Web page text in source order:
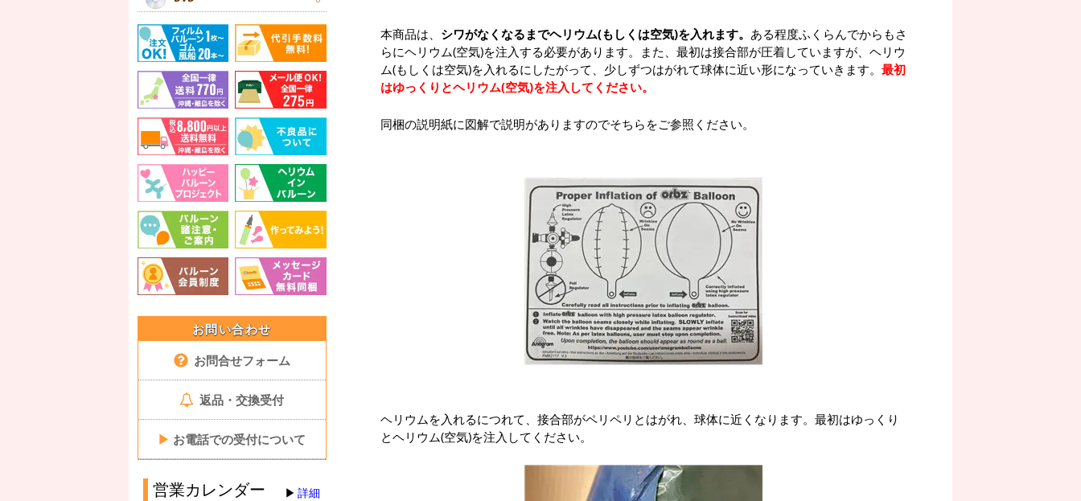
お問い合わせ
お問合せフォーム
返品・交換受付
▶ お電話での受付について
営業カレンダー 詳細
本商品は、 シワがなくなるまでヘリウム(もしくは空気)を入れます。 ある程度ふくらんでからもさ
らにヘリウム(空気)を注入する必要があります。また、最初は接合部が圧着していますが、ヘリウ
ム(もしくは空気)を入れるにしたがって、少しずつはがれて球体に近い形になっていきます。 最初
はゆっくりとヘリウム(空気)を注入してください。
同梱の説明紙に図解で説明がありますのでそちらをご参照ください。
ヘリウムを入れるにつれて、接合部がペリペリとはがれ、球体に近くなります。最初はゆっくり
とヘリウム(空気)を注入してください。